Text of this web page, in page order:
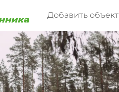
Добавить объект